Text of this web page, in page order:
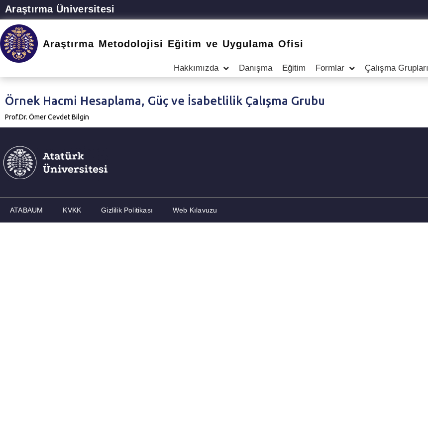
Araştırma Üniversitesi
Araştırma Metodolojisi Eğitim ve Uygulama Ofisi
Hakkımızda Danışma Eğitim Formlar Çalışma Grupları
Örnek Hacmi Hesaplama, Güç ve İsabetlilik Çalışma Grubu
Prof.Dr. Ömer Cevdet Bilgin
ATABAUM KVKK Gizlilik Politikası Web Kılavuzu